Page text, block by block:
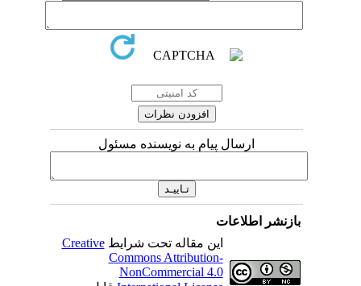
ارسال پیام به نویسنده مسئول
بازنشر اطلاعات
این مقاله تحت شرایطCreative
Commons Attribution-
NonCommercial 4.0